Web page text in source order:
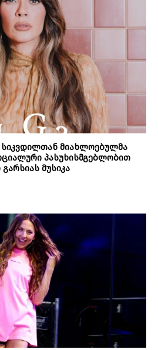
მიახლოებულმა
პასუხისმგებლობით
გარსიას მუსიკა